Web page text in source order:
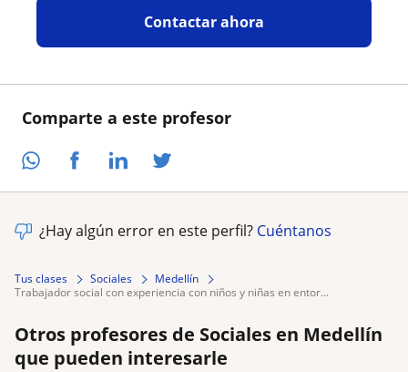
Comparte a este profesor
Contactar ahora
¿Hay algún error en este perfil? Cuéntanos
Tus clases Sociales
Medellín
trabajador social con experiencia con niños y niñas en entor...
Otros profesores de Sociales en Medellín
que pueden interesarle